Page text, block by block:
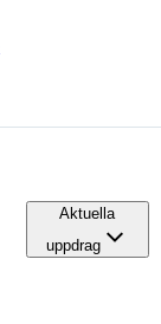
Aktuella
uppdrag